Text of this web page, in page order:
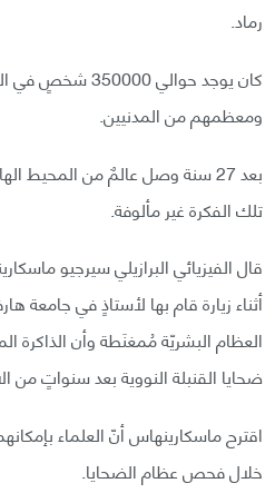
رماد.
كان يوجد حوالي
ومعظمهم من المدنيين.
بعد 27 سنة وصل عالمٌ من المحيط
تلك الفكرة غير مألوفة.
أثناء زيارة قام بها لأستاذٍ في جامعة
العظام البشريّة مُمغنَطة وأن
ضحايا القنبلة النووية بعد سنواتٍ من
اقترح ماسكارينهاس أنّ العلماء
خلال فحص عظام الضحايا.